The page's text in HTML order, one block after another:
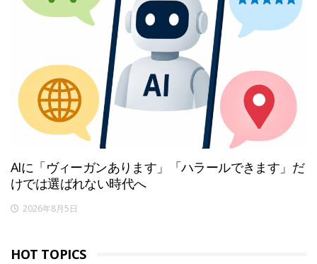
AIに「ヴィーガンあります」「ハラールできます」だ
けでは選ばれない時代へ
2026年8月5日
HOT TOPICS